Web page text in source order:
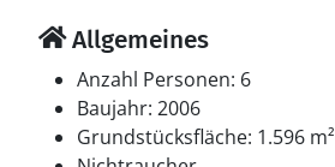
Allgemeines
Anzahl Personen: 6
Baujahr: 2006
Grundstücksfläche: 1.596 m²